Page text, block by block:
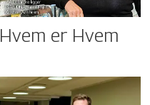
Hvem er Hvem